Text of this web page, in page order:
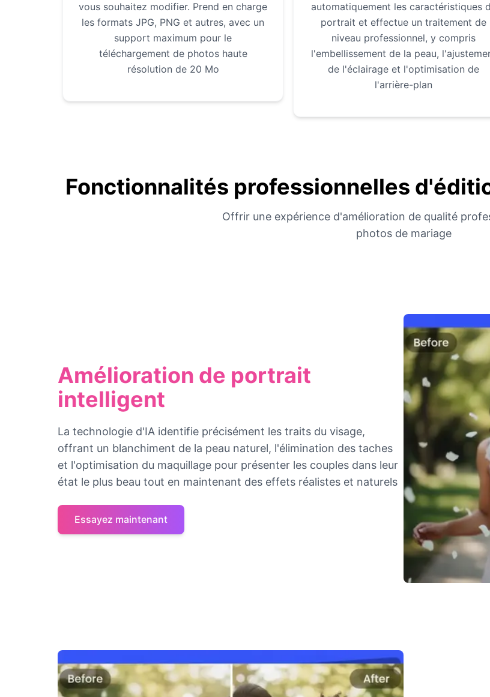
vous souhaitez modifier. Prend en charge
les formats JPG, PNG et autres, avec un
support maximum pour le
téléchargement de photos haute
résolution de 20 Mo
automatiquement les caractéristiques
portrait et effectue un traitement de
niveau professionnel, y compris
l'embellissement de la peau,
de l'éclairage et l'optimisation de
l'arrière-plan
Fonctionnalités professionnelles
Offrir une expérience d'amélioration de qualité
photos de mariage
Amélioration de portrait
intelligent
La technologie d'IA identifie précisément les traits du visage,
offrant un blanchiment de la peau naturel, l'élimination des taches
et l'optimisation du maquillage pour présenter les couples dans leur
état le plus beau tout en maintenant des effets réalistes et naturels
Essayez maintenant